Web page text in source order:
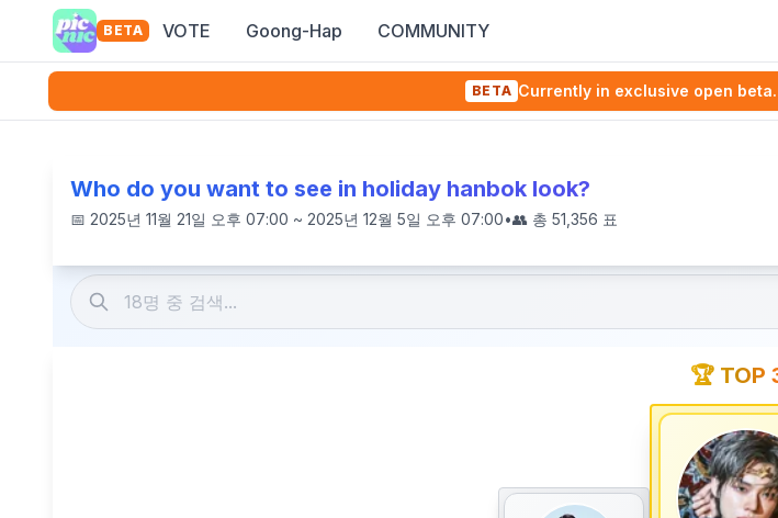
BETA VOTE Goong-Hap COMMUNITY
BETA Currently in exclusive open
Who do you want to see in holiday hanbok look?
📅 2025년 11월 21일 오후 07:00 ~ 2025년 12월 5일 오후 07:00•👥 총 51,356 표
🏆 TOP